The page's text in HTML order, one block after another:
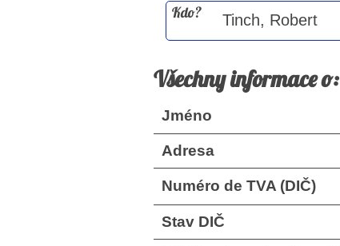
Kdo?
Všechny informace o:
Jméno
Adresa
Numéro de TVA (DIČ)
Stav DIČ